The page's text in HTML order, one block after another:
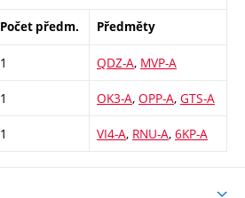
Počet předm. Předměty
1 QDZ-A, MVP-A
1 OK3-A, OPP-A, GTS-A
1 VI4-A, RNU-A, 6KP-A